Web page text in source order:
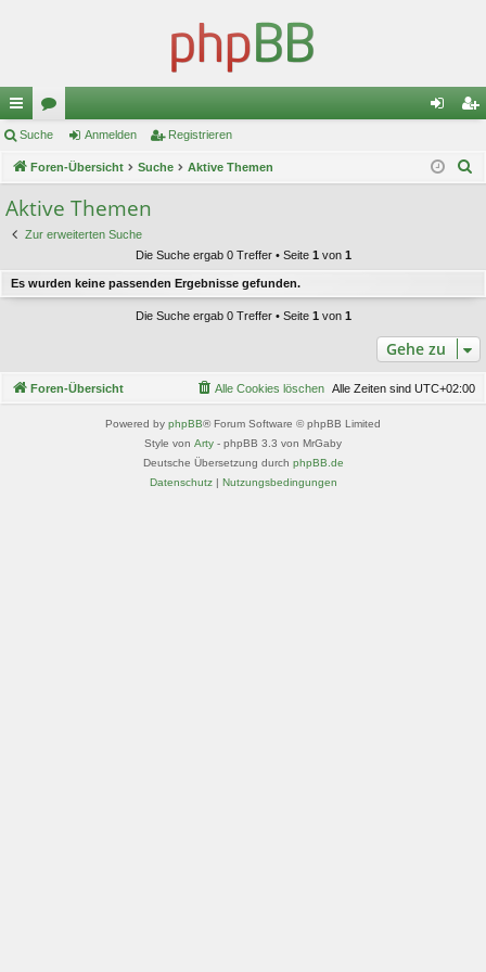
ch
ne
llz
ug
or
en m ist
Suche Anmelden Registrieren
Foren-Übersicht Suche Aktive Themen
Aktive Themen
Zur erweiterten Suche
Die Suche ergab 0 Treffer • Seite 1 von 1
Es wurden keine passenden Ergebnisse gefunden.
Die Suche ergab 0 Treffer • Seite 1 von 1
Gehe zu
Foren-Übersicht Alle Zeiten sind UTC+02:00
Alle Cookies löschen
Powered by phpBB® Forum Software © phpBB Limited
Style von Arty - phpBB 3.3 von MrGaby
Deutsche Übersetzung durch phpBB.de
Datenschutz| Nutzungsbedingungen